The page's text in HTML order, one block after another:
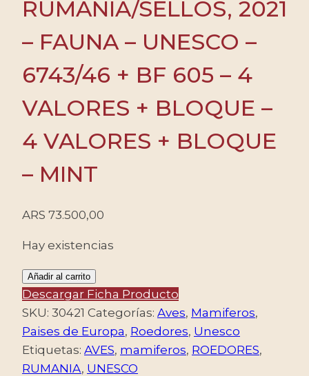
RUMANIA/SELLOS, 2021
– FAUNA – UNESCO –
6743/46 + BF 605 – 4
VALORES + BLOQUE –
4 VALORES + BLOQUE
– MINT
ARS 73.500,00
Hay existencias
RUMANIA/SELLOS,
2021
-
FAUNA
-
UNESCO
Añadir al carrito
Descargar Ficha Producto
SKU: 30421 Categorías: Aves, Mamiferos,
Paises de Europa, Roedores, Unesco
Etiquetas: AVES, mamiferos, ROEDORES,
RUMANIA, UNESCO